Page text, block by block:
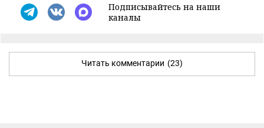
Подписывайтесь на наши
каналы
Читать комментарии (23)